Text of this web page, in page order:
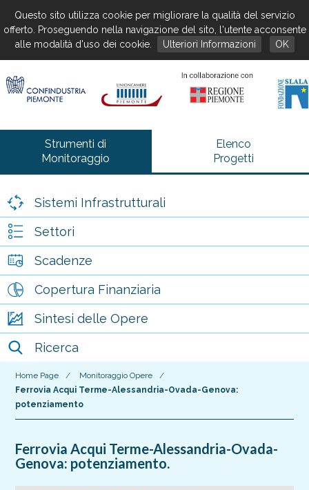
Strumenti di
Monitoraggio
Elenco
Progetti
Sistemi Infrastrutturali
Settori
Scadenze
Copertura Finanziaria
Sintesi delle Opere
Ricerca
Home Page / Monitoraggio Opere
/
Ferrovia Acqui Terme-Alessandria-Ovada-Genova:
potenziamento
Ferrovia Acqui Terme-Alessandria-Ovada-
Genova: potenziamento.
Questo sito utilizza cookie per migliorare la qualità del servizio
offerto. Proseguendo nella navigazione del sito, l'utente acconsente
alle modalità d'uso dei cookie.
Ulteriori Informazioni OK